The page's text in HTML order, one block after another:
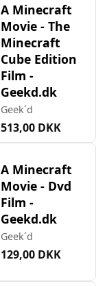
A Minecraft
Movie - The
Minecraft
Cube Edition
Film -
Geekd.dk
Geek´d
513,00 DKK
A Minecraft
Movie - Dvd
Film -
Geekd.dk
Geek´d
129,00 DKK